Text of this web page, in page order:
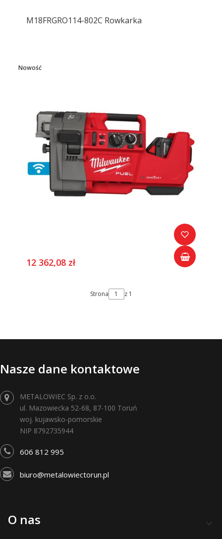
Nowość
M18FRGRO114-802C Rowkarka
12 362,08 zł
Strona z 1
Nasze dane kontaktowe
606 812 995
biuro@metalowiectorun.pl
METALOWIEC Sp. z o.o.
ul. Mazowiecka 52-68, 87-100 Toruń
woj. kujawsko-pomorskie
NIP 8792735944
Linki w stopce
O nas